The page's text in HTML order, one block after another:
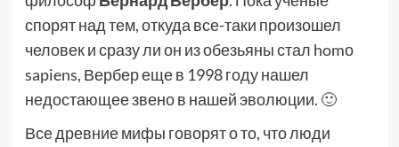
спорят над тем, откуда все-таки произошел
человек и сразу ли он из обезьяны стал homо
sapiens, Вербер еще в 1998 году нашел
недостающее звено в нашей эволюции. 🙂
Все древние мифы говорят о то, что люди